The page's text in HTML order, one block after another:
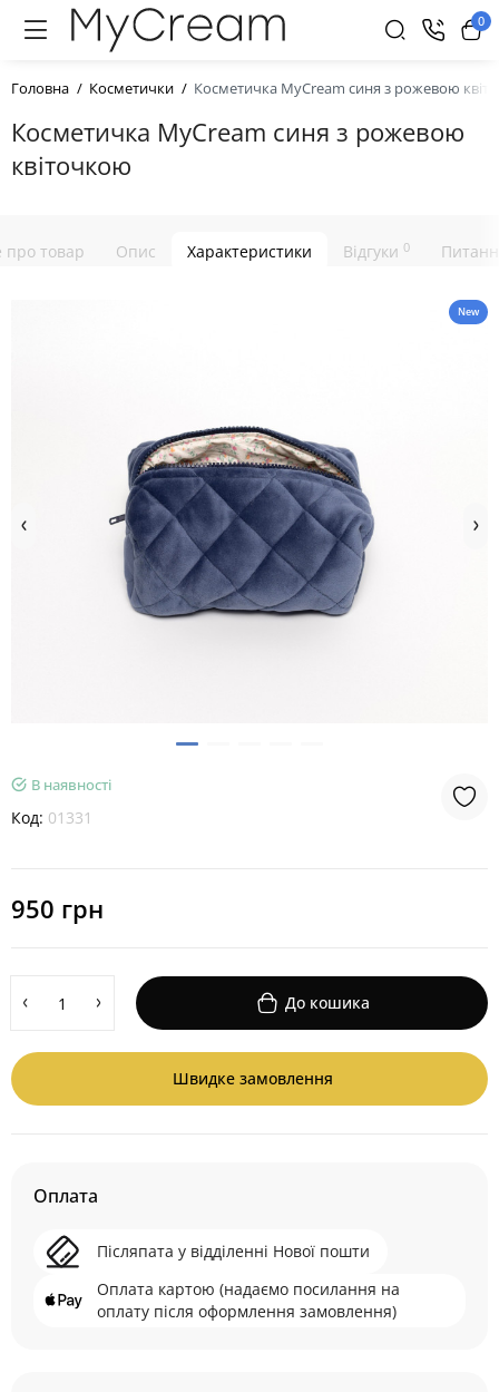
0
Головна Косметички Косметичка MyCream синя з рожевою
Косметичка MyCream синя з рожевою
квіточкою
про товар Опис Характеристики Відгуки 0
New
В наявності
Код: 01331
950 грн
До кошика
Швидке замовлення
Оплата
Післяпата у відділенні Нової пошти
Оплата картою (надаємо посилання на
оплату після оформлення замовлення)